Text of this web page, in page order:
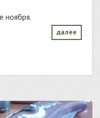
ноября.
далее